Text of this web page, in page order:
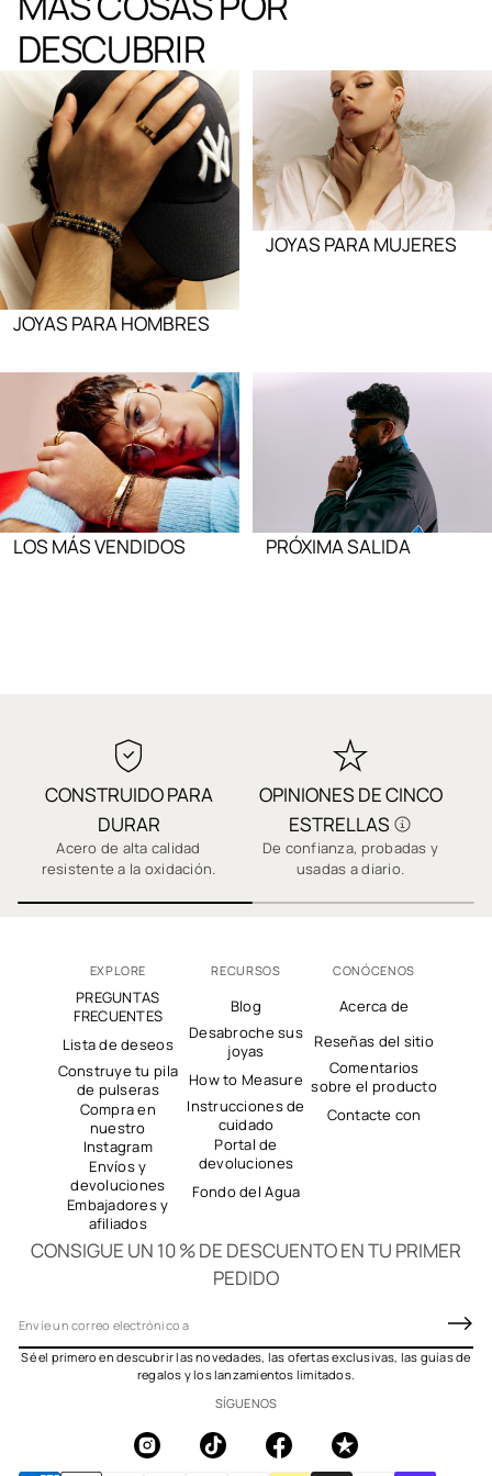
DESCUBRIR
JOYAS PARA HOMBRES
JOYAS PARA MUJERES
LOS MÁS VENDIDOS PRÓXIMA SALIDA
CONSTRUIDO PARA
DURAR
Acero de alta calidad
resistente a la oxidación.
OPINIONES DE CINCO
ESTRELLAS
De confianza, probadas y
usadas a diario.
EXPLORE
PREGUNTAS
FRECUENTES
Lista de deseos
Construye tu pila
de pulseras
Compra en
nuestro
Instagram
Envíos y
devoluciones
Embajadores y
afiliados
RECURSOS
Blog
Desabroche sus
joyas
How to Measure
Instrucciones de
cuidado
Portal de
devoluciones
Fondo del Agua
CONÓCENOS
Acerca de
Reseñas del sitio
Comentarios
sobre el producto
Contacte con
CONSIGUE UN 10 % DE DESCUENTO EN TU PRIMER
PEDIDO
C
o
l
Sé el primero en descubrir las novedades, las ofertas exclusivas, las guías de
regalos y los lanzamientos limitados.
SÍGUENOS